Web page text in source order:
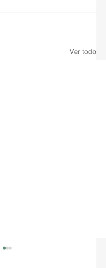
Ver todo